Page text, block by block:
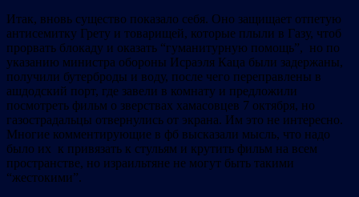
Итак, вновь существо показало себя. Оно защищает отпетую
антисемитку Грету и товарищей, которые плыли в Газу, чтоб
прорвать блокаду и оказать “гуманитурную помощь”, но по
указанию министра обороны Исраэля Каца были задержаны,
получили бутерброды и воду, после чего переправлены в
ашдодский порт, где завели в комнату и предложили
посмотреть фильм о зверствах хамасовцев 7 октября, но
газострадальцы отвернулись от экрана. Им это не интересно.
Многие комментирующие в фб высказали мысль, что надо
было их к привязать к стульям и крутить фильм на всем
пространстве, но израильтяне не могут быть такими
“жестокими”.